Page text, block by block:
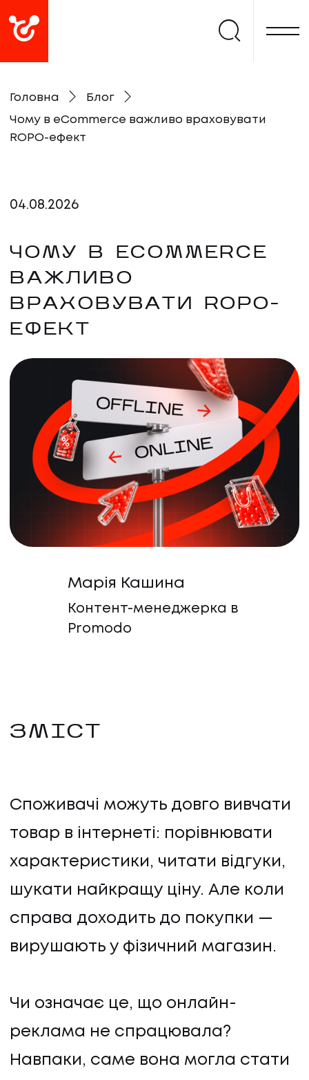
Головна Блог
Чому в eCommerce важливо враховувати
ROPO-ефект
04.08.2026
ЧОМУ В ECOMMERCE
ВАЖЛИВО
ВРАХОВУВАТИ ROPO-
ЕФЕКТ
Марія Кашина
Контент-менеджерка в
Promodo
ЗМІСТ
Споживачі можуть довго вивчати
товар в інтернеті: порівнювати
характеристики, читати відгуки,
шукати найкращу ціну. Але коли
справа доходить до покупки —
вирушають у фізичний магазин.
Чи означає це, що онлайн-
реклама не спрацювала?
Навпаки, саме вона могла стати